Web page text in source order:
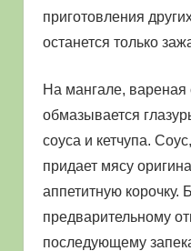
приготовления
останется только
На мангале, вареная
обмазывается
соуса и кетчупа.
придает мясу
аппетитную корочку.
предварительному
последующему